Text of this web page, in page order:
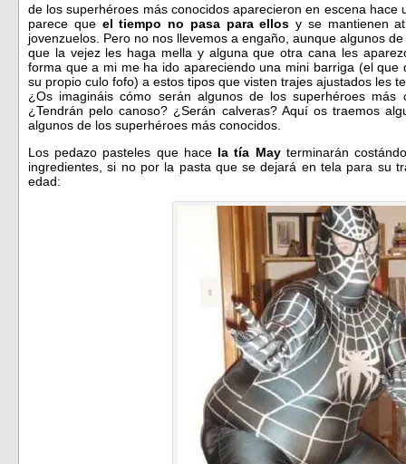
de los superhéroes más conocidos aparecieron en escena
parece que el tiempo no pasa para ellos y se mantienen
jovenzuelos. Pero no nos llevemos a engaño, aunque algunos
que la vejez les haga mella y alguna que otra cana les
forma que a mi me ha ido apareciendo una mini barriga (el
su propio culo fofo) a estos tipos que visten trajes ajustados les
¿Os imagináis cómo serán algunos de los superhéroes
¿Tendrán pelo canoso? ¿Serán calveras? Aquí os traemos
algunos de los superhéroes más conocidos.
Los pedazo pasteles que hace la tía Mayterminarán
ingredientes, si no por la pasta que se dejará en tela para su
edad: